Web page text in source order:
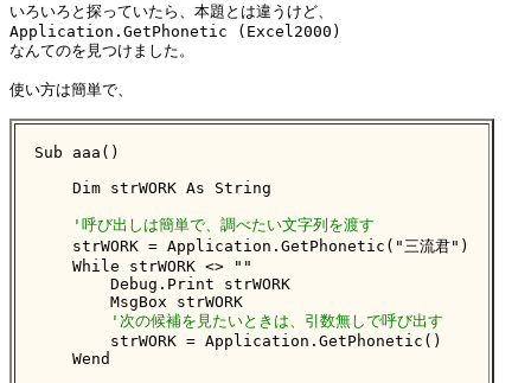
いろいろと探っていたら、本題とは違うけど、
Application.GetPhonetic (Excel2000)
なんてのを見つけました。
使い方は簡単で、
Sub aaa()
    Dim strWORK As String
'呼び出しは簡単で、調べたい文字列を渡す
    strWORK = Application.GetPhonetic("三流君")
    While strWORK <> ""
        Debug.Print strWORK
        MsgBox strWORK
'次の候補を見たいときは、引数無しで呼び出す
        strWORK = Application.GetPhonetic()
    Wend